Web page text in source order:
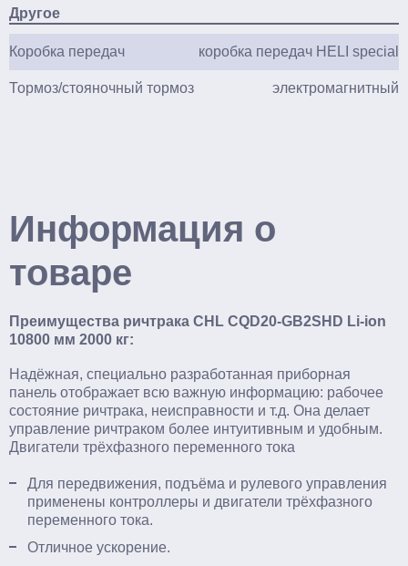
Другое
Коробка передач коробка передач HELI special
Тормоз/стояночный тормоз электромагнитный
Информация о
товаре
Преимущества ричтрака CHL CQD20-GB2SHD Li-ion
10800 мм 2000 кг:
Надёжная, специально разработанная приборная
панель отображает всю важную информацию: рабочее
состояние ричтрака, неисправности и т.д. Она делает
управление ричтраком более интуитивным и удобным.
Двигатели трёхфазного переменного тока
Для передвижения, подъёма и рулевого управления
применены контроллеры и двигатели трёхфазного
переменного тока.
Отличное ускорение.